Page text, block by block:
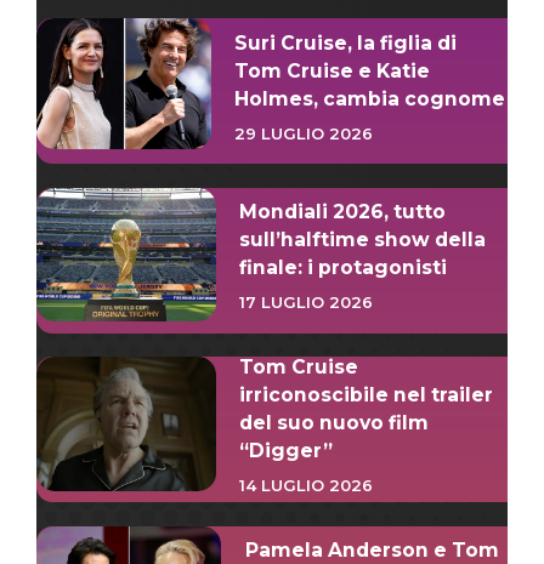
Suri Cruise, la figlia di
Tom Cruise e Katie
Holmes, cambia cognome
29 LUGLIO 2026
Mondiali 2026, tutto
sull’halftime show della
finale: i protagonisti
17 LUGLIO 2026
Tom Cruise
irriconoscibile nel trailer
del suo nuovo film
“Digger”
14 LUGLIO 2026
Pamela Anderson e Tom